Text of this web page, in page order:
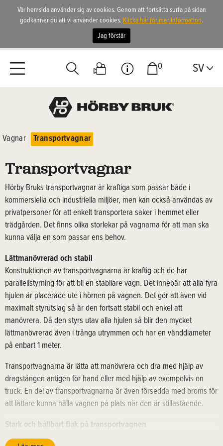
0 SV
Vagnar Transportvagnar
Transportvagnar
Hörby Bruks transportvagnar är kraftiga som passar både i
kommersiella och industriella miljöer, men kan också användas av
privatpersoner för att enkelt transportera saker i hemmet eller
trädgården. Det finns olika storlekar på vagnarna för att man ska
kunna välja en som passar ens behov.
Lättmanövrerad och stabil
Konstruktionen av transportvagnarna är kraftig och de har
parallellstyrning för att bli en stabilare vagn. Det innebär att alla fyra
hjulen är placerade ute i hörnen på vagnen. Det gör att även vid
maximalt styrutslag så är den fortsatt stabil och enkel att
manövrera. Då den styrs utav alla hjulen så blir den mycket
lättmanövrerad även i trånga utrymmen och har en vänddiameter
på enbart 1 meter.
Transportvagnarna är lätta att manövrera och dra med hjälp av
dragstången antigen för hand eller med hjälp av exempelvis en
truck. En del av transportvagnarna är även försedda med broms för
att lättare kunna hålla vagnen på plats när den är stillastående.
Stark och hållbart flak på transportvagnen
Flaket består av filmbelagd plywood av korsvis limmade björkfaner,
Vår hemsida använder sig av cookies. Genom att fortsätta surfa på sidan
godkänner du att vi använder cookies. Klicka här för mer information.
Jag förstår